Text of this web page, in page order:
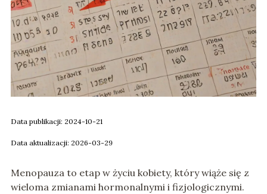
Data publikacji: 2024-10-21
Data aktualizacji: 2026-03-29
Menopauza to etap w życiu kobiety, który wiąże się z
wieloma zmianami hormonalnymi i fizjologicznymi.